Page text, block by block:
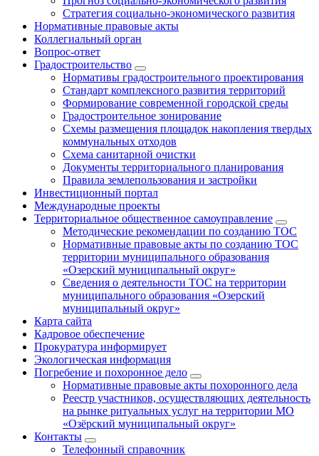
Стратегия социально-экономического развития
Нормативные правовые акты
Коллегиальный орган
Вопрос-ответ
Градостроительство
Нормативы градостроительного проектирования
Стандарт комплексного развития территорий
Формирование современной городской среды
Градостроительное зонирование
Схемы размещения площадок накопления твердых
коммунальных отходов
Схема санитарной очистки
Документы территориального планирования
Правила землепользования и застройки
Инвестиционный портал
Международные проекты
Территориальное общественное самоуправление
Методические рекомендации по созданию ТОС
Нормативные правовые акты по созданию ТОС
территории муниципального образования
«Озерский муниципальный округ»
Сведения о деятельности ТОС на территории
муниципального образования «Озерский
муниципальный округ»
Карта сайта
Кадровое обеспечение
Прокуратура информирует
Экологическая информация
Погребение и похоронное дело
Нормативные правовые акты похоронного дела
Реестр участников, осуществляющих деятельность
на рынке ритуальных услуг на территории МО
«Озёрский муниципальный округ»
Контакты
Телефонный справочник